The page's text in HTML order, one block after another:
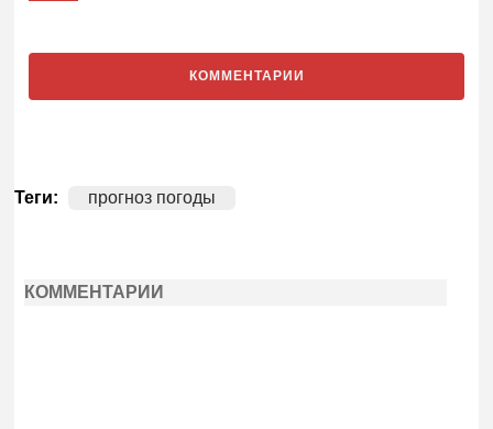
КОММЕНТАРИИ
Теги: прогноз погоды
КОММЕНТАРИИ